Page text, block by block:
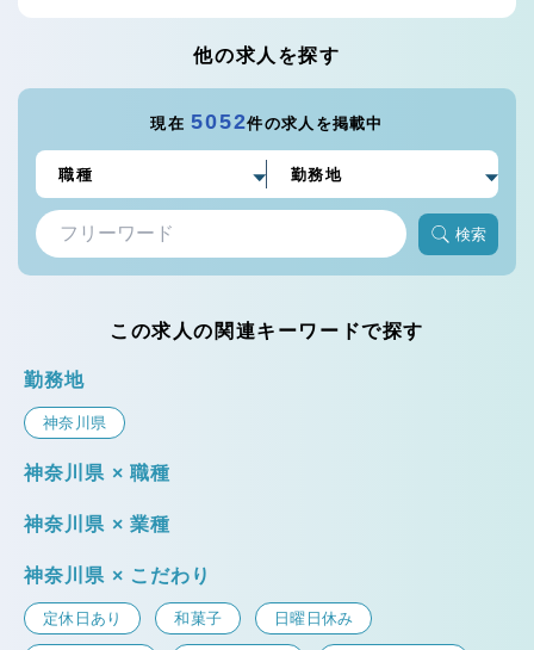
他の求人を探す
現在5052件の求人を掲載中
検索
この求人の関連キーワードで探す
勤務地
神奈川県
神奈川県 × 職種
神奈川県 × 業種
神奈川県 × こだわり
定休日あり 和菓子 日曜日休み